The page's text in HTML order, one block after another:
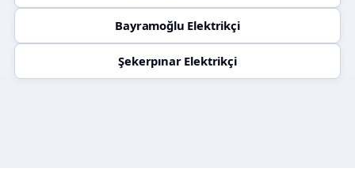
Bayramoğlu Elektrikçi
Şekerpınar Elektrikçi